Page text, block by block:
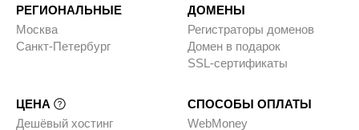
РЕГИОНАЛЬНЫЕ
Москва
Санкт-Петербург
ДОМЕНЫ
Регистраторы доменов
Домен в подарок
SSL-сертификаты
ЦЕНА
Дешёвый хостинг
СПОСОБЫ ОПЛАТЫ
WebMoney